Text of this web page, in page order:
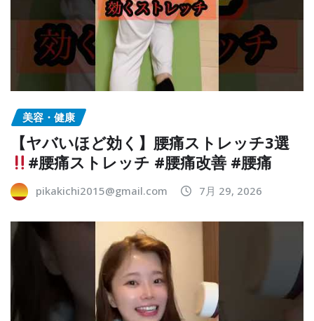
美容・健康
【ヤバいほど効く】腰痛ストレッチ3選
#腰痛ストレッチ #腰痛改善 #腰痛
pikakichi2015@gmail.com 7月 29, 2026